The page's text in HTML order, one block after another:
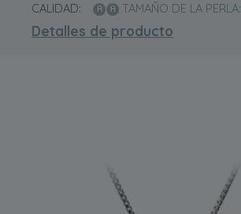
CALIDAD: TAMAÑO DE LA PERLA:
Detalles de producto